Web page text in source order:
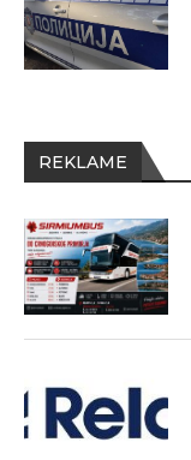
REKLAME